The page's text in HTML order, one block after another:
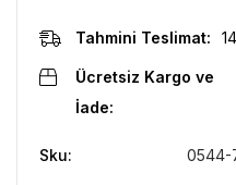
Tahmini Teslimat:
Ücretsiz Kargo ve
İade:
Sku: 0544-